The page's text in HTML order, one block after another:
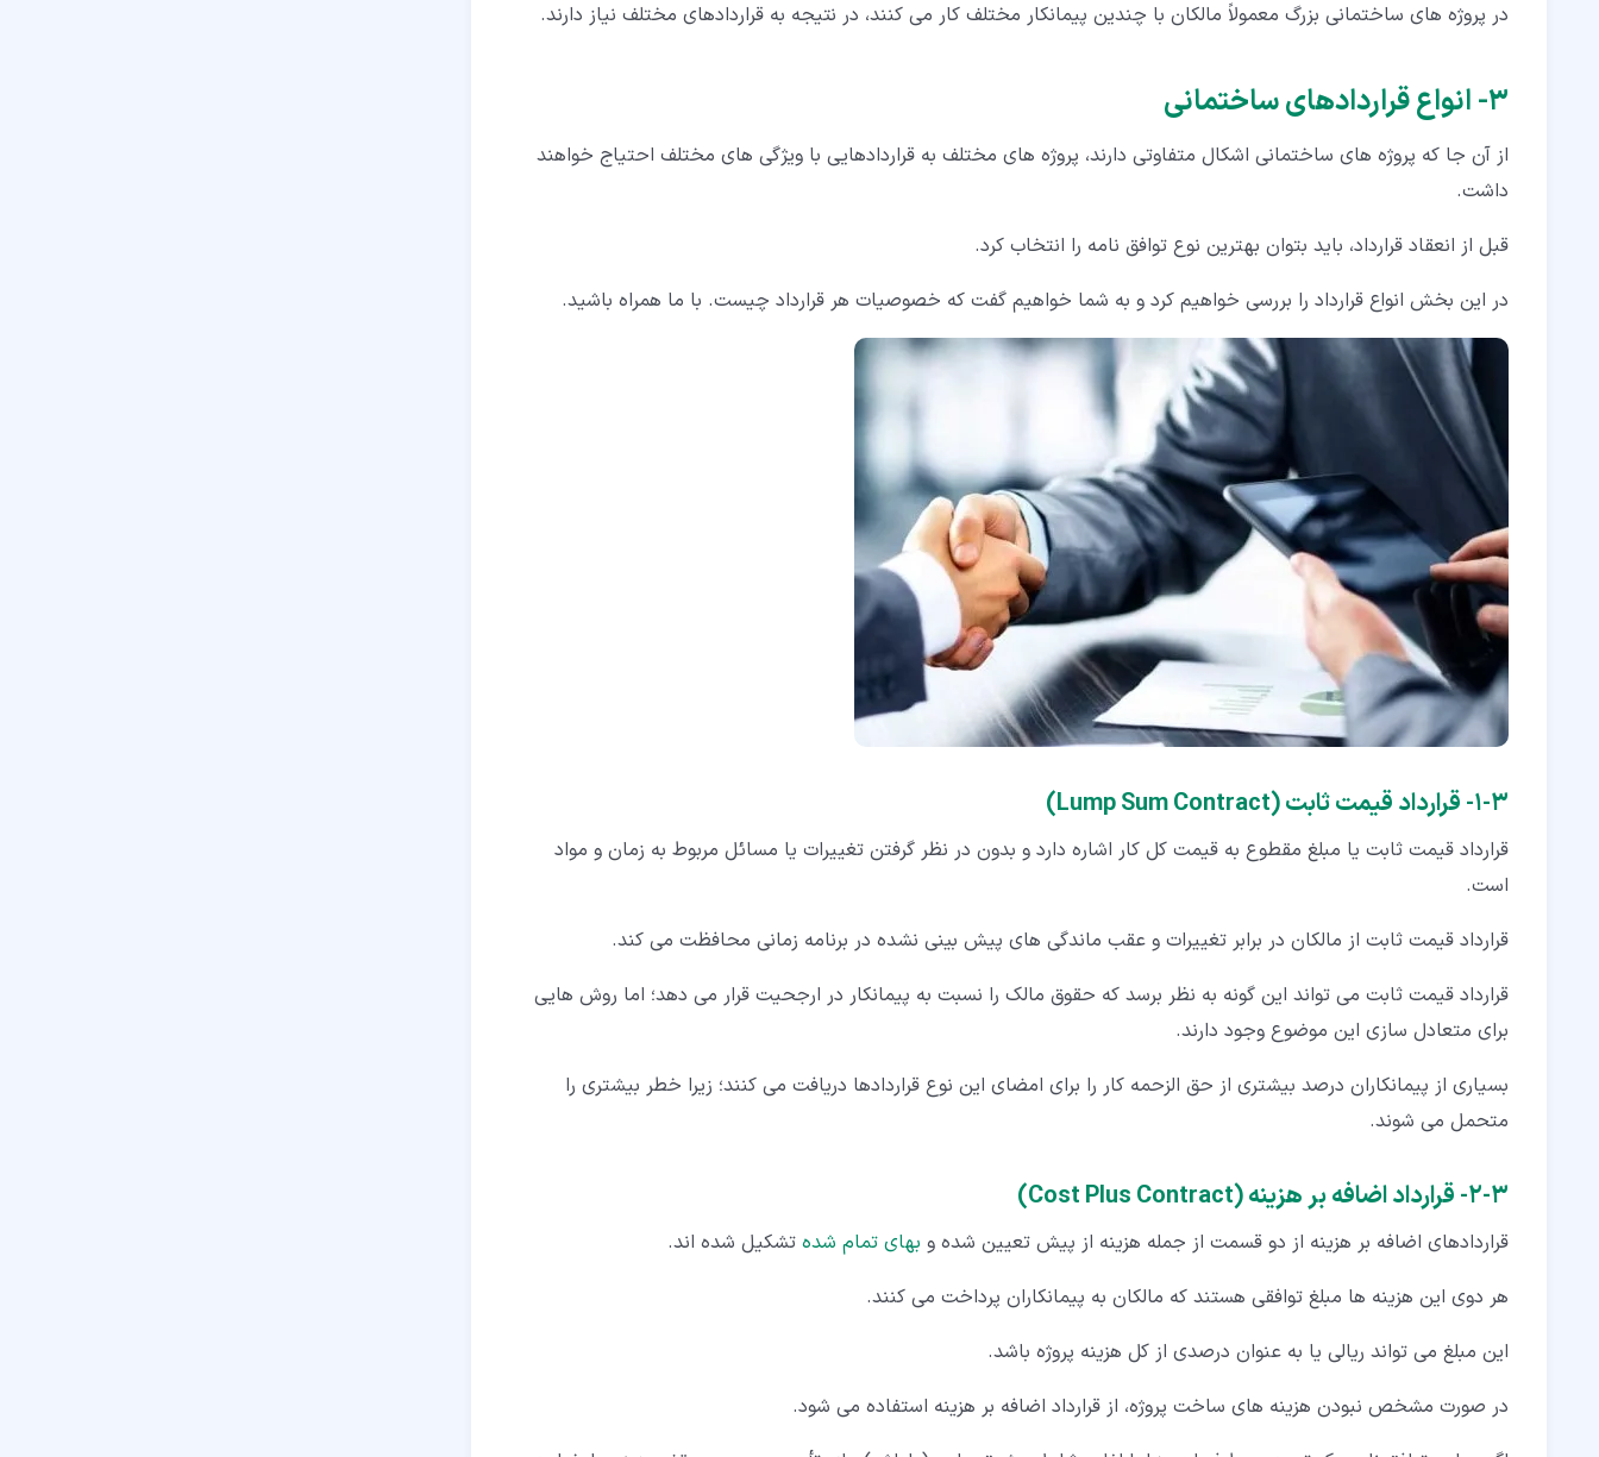
در پروژه های ساختمانی بزرگ معمولاً مالکان با چندین پیمانکار مختلف کار می کنند، در نتیجه به قراردادهای مختلف نیاز دارند.
۳‏- انواع قراردادهای ساختمانی
از آن جا که پروژه های ساختمانی اشکال متفاوتی دارند، پروژه های مختلف به قراردادهایی با ویژگی های مختلف احتیاج خواهند
داشت.
قبل از انعقاد قرارداد، باید بتوان بهترین نوع توافق نامه را انتخاب کرد.
در این بخش انواع قرارداد را بررسی خواهیم کرد و به شما خواهیم گفت که خصوصیات هر قرارداد چیست. با ما همراه باشید.
۳‏-‏۱‏- قرارداد قیمت ثابت (Lump Sum Contract)
قرارداد قیمت ثابت یا مبلغ مقطوع به قیمت کل کار اشاره دارد و بدون در نظر گرفتن تغییرات یا مسائل مربوط به زمان و مواد
است.
قرارداد قیمت ثابت از مالکان در برابر تغییرات و عقب ماندگی های پیش بینی نشده در برنامه زمانی محافظت می کند.
قرارداد قیمت ثابت می تواند این گونه به نظر برسد که حقوق مالک را نسبت به پیمانکار در ارجحیت قرار می دهد؛ اما روش هایی
برای متعادل سازی این موضوع وجود دارند.
بسیاری از پیمانکاران درصد بیشتری از حق الزحمه کار را برای امضای این نوع قراردادها دریافت می کنند؛ زیرا خطر بیشتری را
متحمل می شوند.
۳‏-‏۲‏- قرارداد اضافه بر هزینه (Cost Plus Contract)
قراردادهای اضافه بر هزینه از دو قسمت از جمله هزینه از پیش تعیین شده و بهای تمام شده تشکیل شده اند.
هر دوی این هزینه ها مبلغ توافقی هستند که مالکان به پیمانکاران پرداخت می کنند.
این مبلغ می تواند ریالی یا به عنوان درصدی از کل هزینه پروژه باشد.
در صورت مشخص نبودن هزینه های ساخت پروژه، از قرارداد اضافه بر هزینه استفاده می شود.